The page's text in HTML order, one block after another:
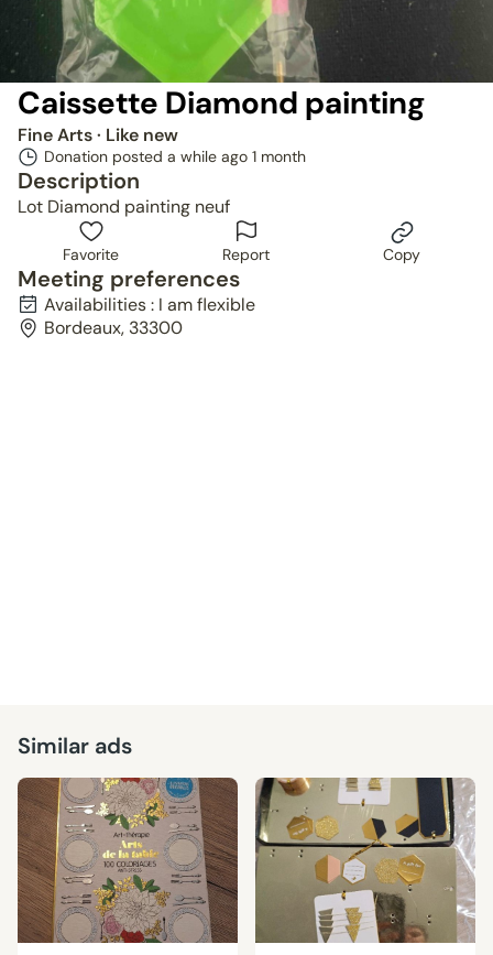
Caissette Diamond painting
Fine Arts· Like new
Donation posted a while ago 1 month
Description
Lot Diamond painting neuf
Favorite Report Copy
Meeting preferences
Availabilities : I am flexible
Bordeaux, 33300
Similar ads